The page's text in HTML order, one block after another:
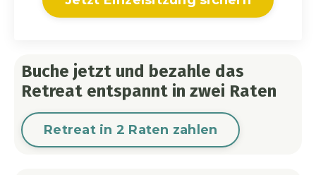
Buche jetzt und bezahle das
Retreat entspannt in zwei Raten
Retreat in 2 Raten zahlen